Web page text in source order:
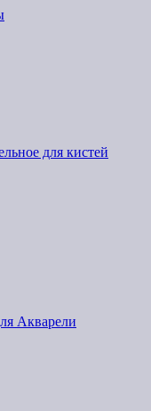
для кистей
Акварели